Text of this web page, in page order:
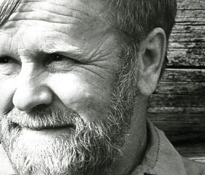
Как найти своё место в жизни
Кирилл Мурышев
Великомученик Георгий
святого
Роман